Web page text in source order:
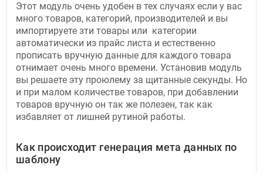
Этот модуль очень удобен в тех случаях если у вас
много товаров, категорий, производителей и вы
импортируете зти товары или категории
автоматически из прайс листа и естественно
прописать вручную данные для каждого товара
отнимает очень много времени. Установив модуль
вы решаете эту проюлему за щитанные секунды. Но
и при малом количестве товаров, при добавлении
товаров вручную он так же полезен, так как
избавляет от лишней рутиной работы.
Как происходит генерация мета данных по
шаблону